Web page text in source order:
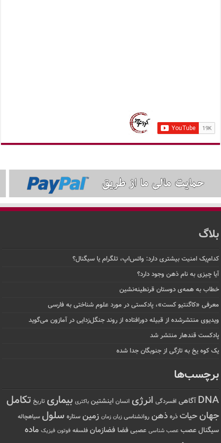
بلاگ
کدام‌یک امنیت بیشتری دارد: واتس‌اپ، تلگرام یا سیگنال؟
آیا چیزی به نام ذهن وجود دارد؟
خطاب به همه‌ی دوستان قرنطینه‌نشین
معرفی «کاگنتیو کست»، پادکستی در مورد علوم شناختی به فارسی
ویدیوی منتشرشده از قبیله دورافتاده‌ از روند جنگل‌زدایی در آمازون می‌گوید
پادکست قندهار منتشر شد
یک کوه یخ به تازگی از جنوبگان جدا شده
برچسب‌ها
DNA آگاهی افسردگی انرژی انسان اینشتین باکتری بیماری تاریخ تکامل
جهانحیات ذره ذهن روانشناسی زبان زمان زمین ستاره سلول سیاهچاله
سیگنال عصب عصب شناسی عصبی فضا فضازمان فلسفه فوتون فیزیک ماده